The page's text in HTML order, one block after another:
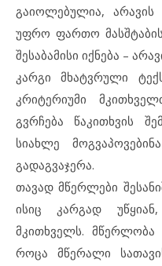
გაიოლებულია, არავის
უფრო ფართო მასშტაბის
შესაბამისი იქნება –
კარგი მხატვრული
კრიტერიუმი
გვრჩება წაკითხვის
სიახლე
გადაგვაჯერა.
თავად მწერლები
ისიც კარგად
მკითხველს.
როცა მწერალი